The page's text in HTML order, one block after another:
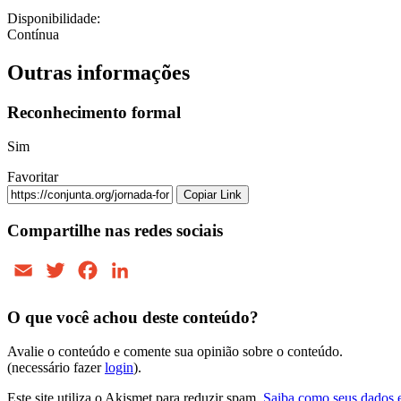
Disponibilidade:
Contínua
Outras informações
Reconhecimento formal
Sim
Favoritar
Copiar Link
Compartilhe nas redes sociais
Email Twitter Facebook
O que você achou deste conteúdo?
Avalie o conteúdo e comente sua opinião sobre o conteúdo.
(necessário fazerlogin).